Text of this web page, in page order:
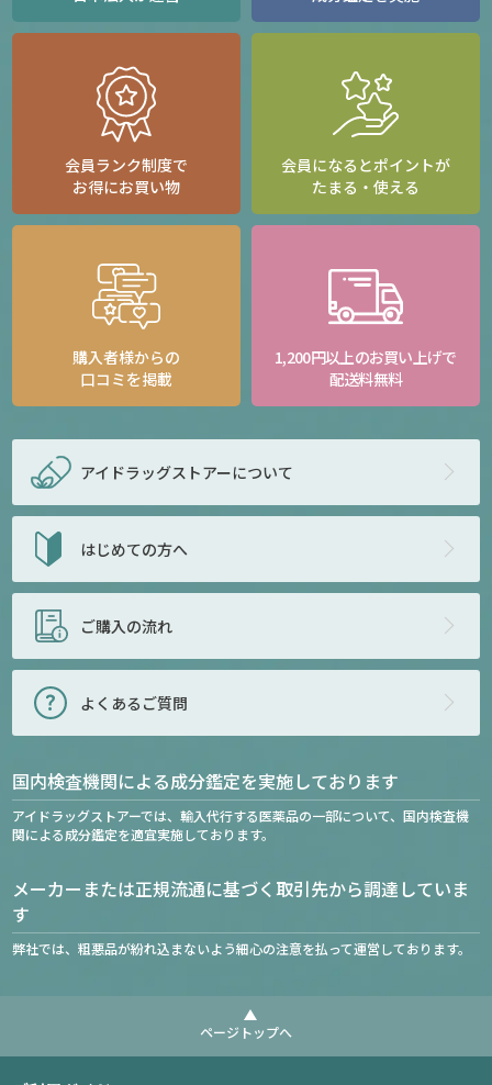
会員ランク制度で
お得にお買い物
会員になるとポイントが
たまる・使える
購入者様からの
口コミを掲載
1,200円以上のお買い上げで
配送料無料
アイドラッグストアーについて
はじめての方へ
ご購入の流れ
よくあるご質問
国内検査機関による成分鑑定を実施しております
アイドラッグストアーでは、輸入代行する医薬品の一部について、国内検査機
関による成分鑑定を適宜実施しております。
メーカーまたは正規流通に基づく取引先から調達していま
す
弊社では、粗悪品が紛れ込まないよう細心の注意を払って運営しております。
ページトップへ